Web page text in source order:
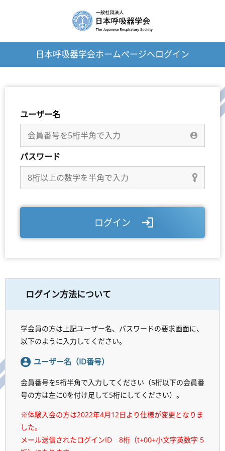
日本呼吸器学会ホームページへログイン
ユーザー名
パスワード
ログイン
ログイン方法について
学会員の方は上記ユーザー名、パスワードの要求画面に、
以下のように入力してください。
ユーザー名（ID番号）
会員番号を5桁半角で入力してください（5桁以下の会員番
号の方は左に0を付け足して5桁にしてください）。
※体験入会の方は2022年4月12日より仕様が変更となりま
した。
メール送信されたログインID 8桁（t+00+小文字英数字 5